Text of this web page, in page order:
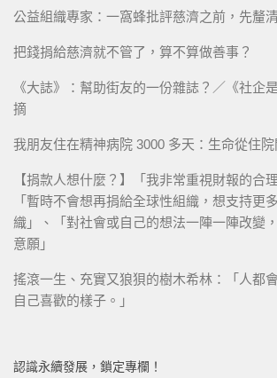
公益組織專家：一窩蜂批評慈濟之前，先釐
把錢捐給慈濟就不管了，算不算做善事？
《大誌》：幫助街友的一份雜誌？／《社企
摘
我朋友住在精神病院 3000 多天：生命從住
【捐款人想什麼？】「我非常重視財報的合
「暫時不會想再捐給全球性組織，想支持更
織」、「對社會或自己的想法一陣一陣改變
意願」
搖滾一生、充實又狼狽的樹木希林：「人都
自己喜歡的樣子。」
認識永續發展，鎖定專欄！